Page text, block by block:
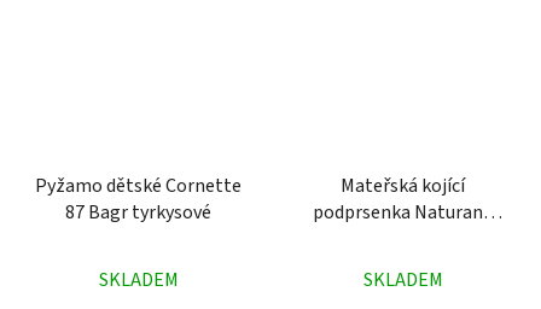
Pyžamo dětské Cornette
87 Bagr tyrkysové
hodnocení
SKLADEM
Mateřská kojící
podprsenka Naturana
hodnocení
SKLADEM